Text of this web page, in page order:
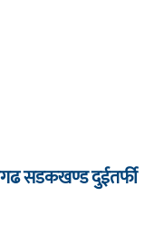
सडकखण्ड दुईतर्फी